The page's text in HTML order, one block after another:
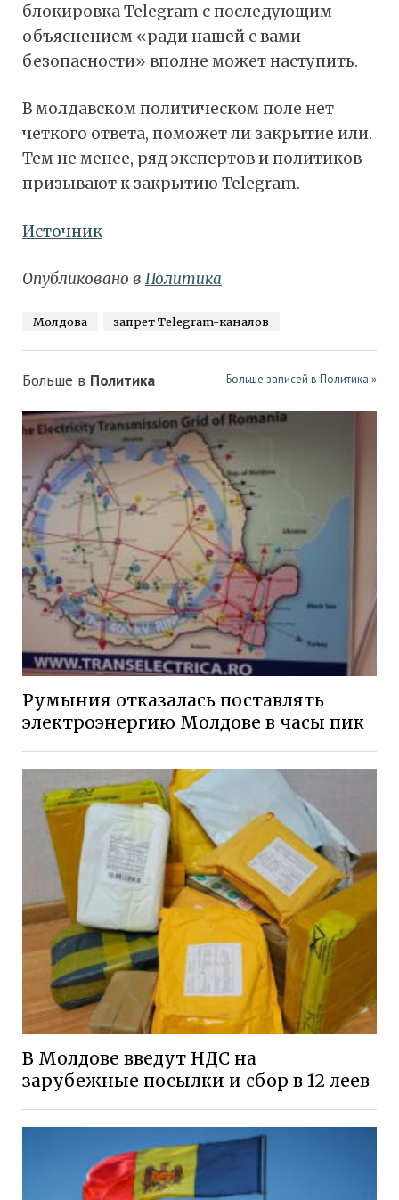
блокировка Telegram с последующим
объяснением «ради нашей с вами
безопасности» вполне может наступить.
В молдавском политическом поле нет
четкого ответа, поможет ли закрытие или.
Тем не менее, ряд экспертов и политиков
призывают к закрытию Telegram.
Источник
Опубликовано в Политика
Молдова запрет Telegram-каналов
Больше в Политика Больше записей в Политика »
Румыния отказалась поставлять
электроэнергию Молдове в часы пик
В Молдове введут НДС на
зарубежные посылки и сбор в 12 леев